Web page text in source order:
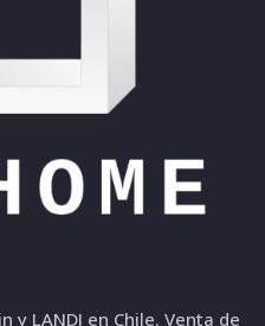
y LANDI en Chile. Venta de